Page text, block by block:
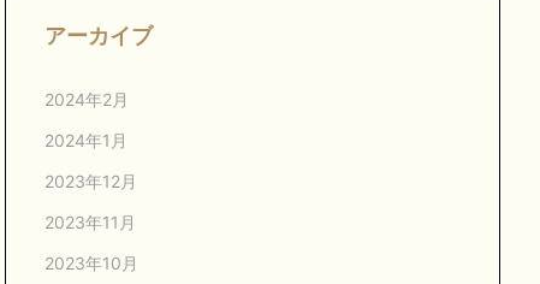
アーカイブ
2024年2月
2024年1月
2023年12月
2023年11月
2023年10月